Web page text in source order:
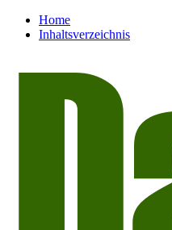
Home
Inhaltsverzeichnis